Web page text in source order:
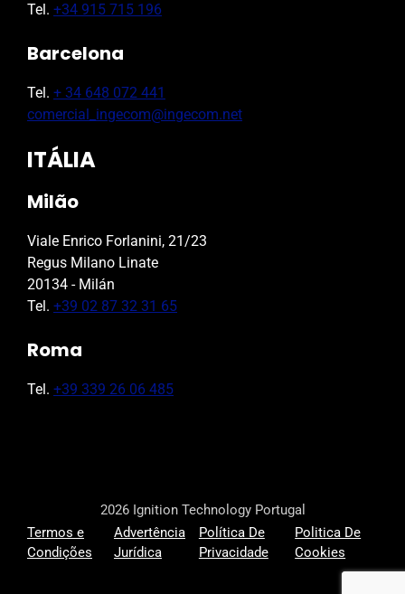
Tel. +34 915 715 196
Barcelona
Tel. + 34 648 072 441
comercial_ingecom@ingecom.net
ITÁLIA
Milão
Viale Enrico Forlanini, 21/23
Regus Milano Linate
20134 - Milán
Tel. +39 02 87 32 31 65
Roma
Tel. +39 339 26 06 485
2026 Ignition Technology Portugal
Termos e
Condições
Advertência
Jurídica
Política De
Privacidade
Politica De
Cookies